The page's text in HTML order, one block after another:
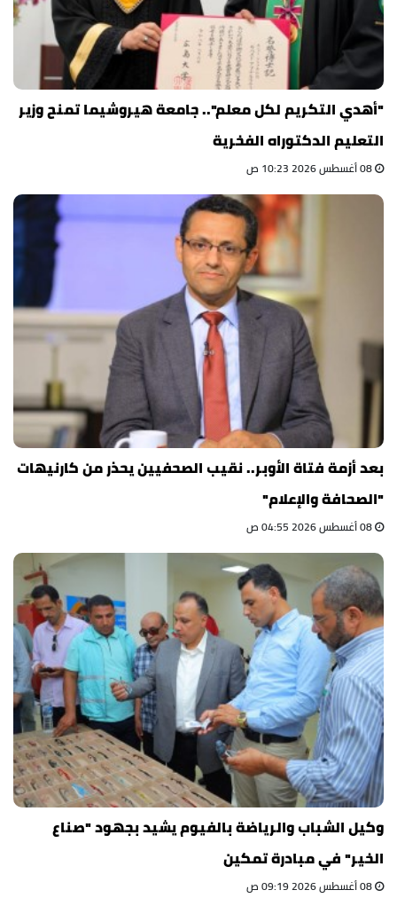
"أهدي التكريم لكل معلم".. جامعة هيروشيما تمنح وزير
التعليم الدكتوراه الفخرية
بعد أزمة فتاة الأوبر.. نقيب الصحفيين يحذر من كارنيهات
"الصحافة والإعلام"
وكيل الشباب والرياضة بالفيوم يشيد بجهود "صناع
الخير" في مبادرة تمكين